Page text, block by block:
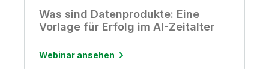
Was sind Datenprodukte: Eine
Vorlage für Erfolg im AI-Zeitalter
Webinar ansehen